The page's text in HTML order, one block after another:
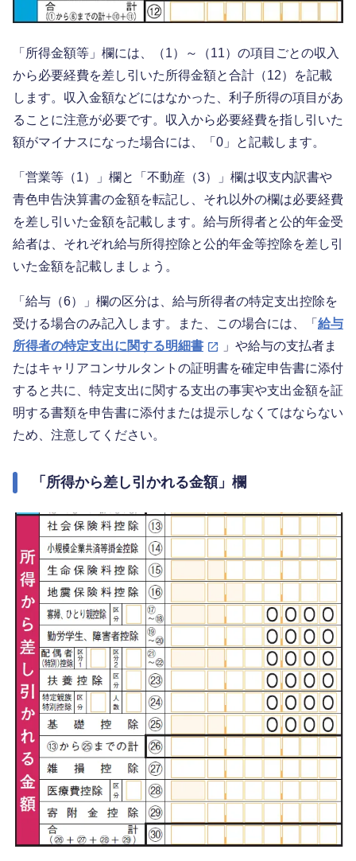
「所得金額等」欄には、（1）～（11）の項目ごとの収入
から必要経費を差し引いた所得金額と合計（12）を記載
します。収入金額などにはなかった、利子所得の項目があ
ることに注意が必要です。収入から必要経費を指し引いた
額がマイナスになった場合には、「0」と記載します。
「営業等（1）」欄と「不動産（3）」欄は収支内訳書や
青色申告決算書の金額を転記し、それ以外の欄は必要経費
を差し引いた金額を記載します。給与所得者と公的年金受
給者は、それぞれ給与所得控除と公的年金等控除を差し引
いた金額を記載しましょう。
「給与（6）」欄の区分は、給与所得者の特定支出控除を
受ける場合のみ記入します。また、この場合には、「 給与
所得者の特定支出に関する明細書
」や給与の支払者ま
たはキャリアコンサルタントの証明書を確定申告書に添付
すると共に、特定支出に関する支出の事実や支出金額を証
明する書類を申告書に添付または提示しなくてはならない
ため、注意してください。
「所得から差し引かれる金額」欄